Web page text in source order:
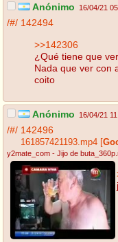
Anónimo 16/04/21
/#/ 142494
>>142306
¿Qué tiene que
Nada que ver con
coito
Anónimo 16/04/21
/#/ 142496
161857421193.mp4 [
y2mate_com - Jijo de